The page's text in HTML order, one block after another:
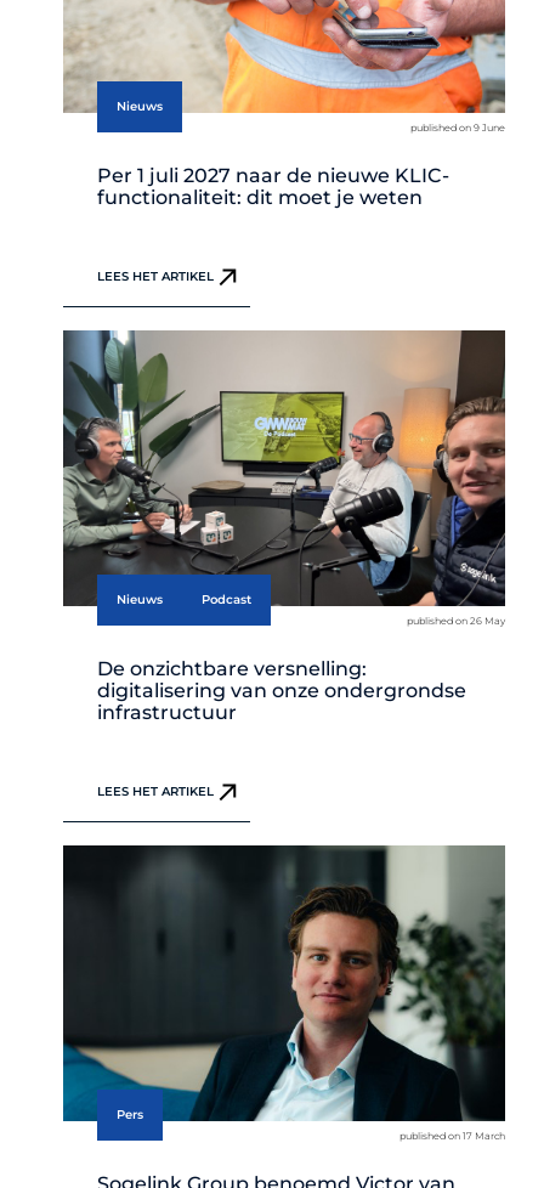
Nieuws
published on 9 June
Per 1 juli 2027 naar de nieuwe KLIC-
functionaliteit: dit moet je weten
LEES HET ARTIKEL
Nieuws Podcast
published on 26 May
De onzichtbare versnelling:
digitalisering van onze ondergrondse
infrastructuur
LEES HET ARTIKEL
Pers
published on 17 March